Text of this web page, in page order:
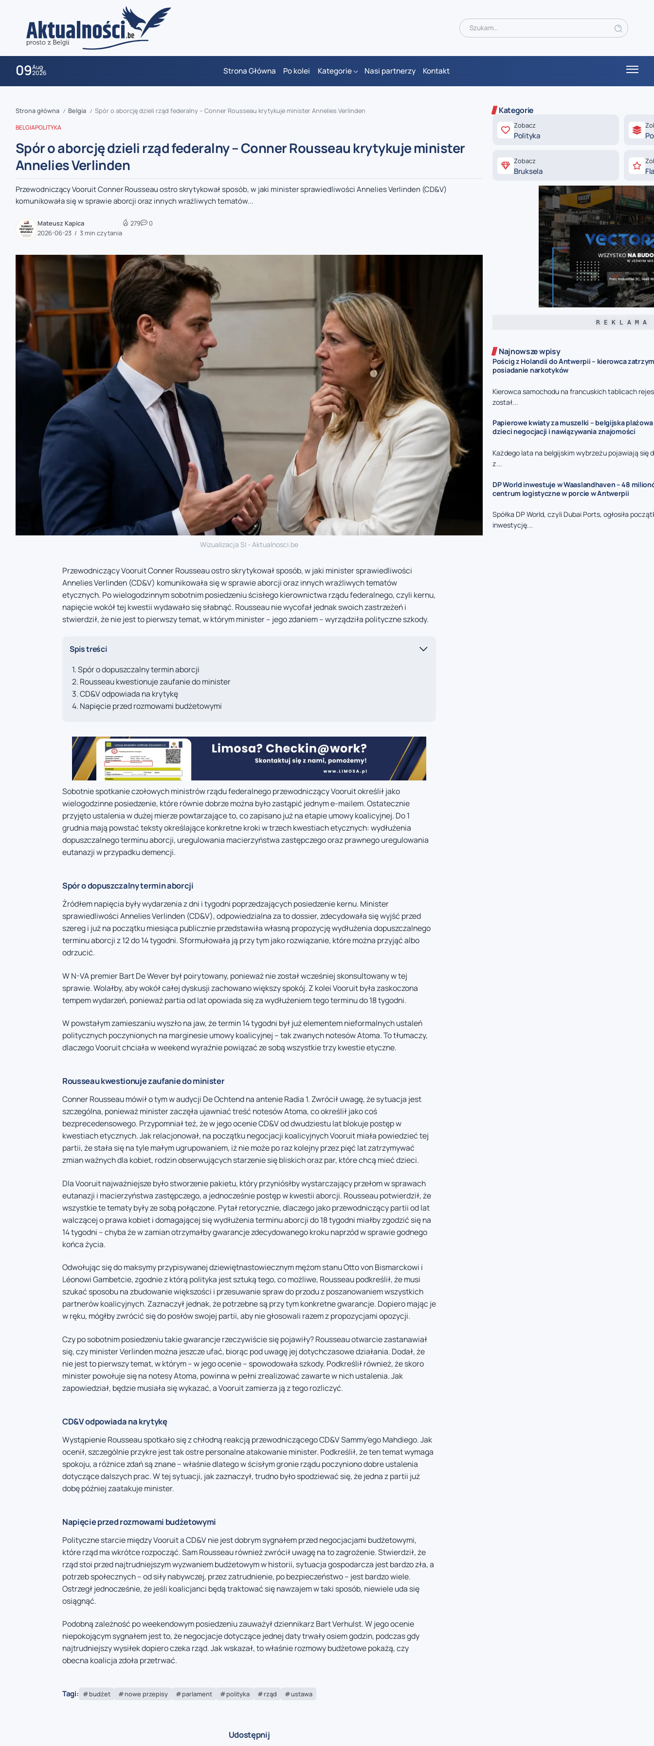
09Aug
2026 Strona Główna Po kolei Kategorie Nasi partnerzy Kontakt
zaobserwuj nas
zaobserwuj nas
zaobserwuj nas
zaobserwuj nas
Strona główna / Belgia / Spór o aborcję dzieli rząd federalny – Conner Rousseau krytykuje minister Annelies Verlinden
BELGIAPOLITYKA
Spór o aborcję dzieli rząd federalny – Conner Rousseau krytykuje minister
Annelies Verlinden
Przewodniczący Vooruit Conner Rousseau ostro skrytykował sposób, w jaki minister sprawiedliwości Annelies Verlinden (CD&V)
komunikowała się w sprawie aborcji oraz innych wrażliwych tematów...
Mateusz Kapica
2026-06-23
3 min czytania
279 0
Wizualizacja SI - Aktualnosci.be
Przewodniczący Vooruit Conner Rousseau ostro skrytykował sposób, w jaki minister sprawiedliwości
Annelies Verlinden (CD&V) komunikowała się w sprawie aborcji oraz innych wrażliwych tematów
etycznych. Po wielogodzinnym sobotnim posiedzeniu ścisłego kierownictwa rządu federalnego, czyli kernu,
napięcie wokół tej kwestii wydawało się słabnąć. Rousseau nie wycofał jednak swoich zastrzeżeń i
stwierdził, że nie jest to pierwszy temat, w którym minister – jego zdaniem – wyrządziła polityczne szkody.
Spis treści
Spór o dopuszczalny termin aborcji
Rousseau kwestionuje zaufanie do minister
CD&V odpowiada na krytykę
Napięcie przed rozmowami budżetowymi
Sobotnie spotkanie czołowych ministrów rządu federalnego przewodniczący Vooruit określił jako
wielogodzinne posiedzenie, które równie dobrze można było zastąpić jednym e-mailem. Ostatecznie
przyjęto ustalenia w dużej mierze powtarzające to, co zapisano już na etapie umowy koalicyjnej. Do 1
grudnia mają powstać teksty określające konkretne kroki w trzech kwestiach etycznych: wydłużenia
dopuszczalnego terminu aborcji, uregulowania macierzyństwa zastępczego oraz prawnego uregulowania
eutanazji w przypadku demencji.
Spór o dopuszczalny termin aborcji
Źródłem napięcia były wydarzenia z dni i tygodni poprzedzających posiedzenie kernu. Minister
sprawiedliwości Annelies Verlinden (CD&V), odpowiedzialna za to dossier, zdecydowała się wyjść przed
szereg i już na początku miesiąca publicznie przedstawiła własną propozycję wydłużenia dopuszczalnego
terminu aborcji z 12 do 14 tygodni. Sformułowała ją przy tym jako rozwiązanie, które można przyjąć albo
odrzucić.
W N-VA premier Bart De Wever był poirytowany, ponieważ nie został wcześniej skonsultowany w tej
sprawie. Wolałby, aby wokół całej dyskusji zachowano większy spokój. Z kolei Vooruit była zaskoczona
tempem wydarzeń, ponieważ partia od lat opowiada się za wydłużeniem tego terminu do 18 tygodni.
W powstałym zamieszaniu wyszło na jaw, że termin 14 tygodni był już elementem nieformalnych ustaleń
politycznych poczynionych na marginesie umowy koalicyjnej – tak zwanych notesów Atoma. To tłumaczy,
dlaczego Vooruit chciała w weekend wyraźnie powiązać ze sobą wszystkie trzy kwestie etyczne.
Rousseau kwestionuje zaufanie do minister
Conner Rousseau mówił o tym w audycji De Ochtend na antenie Radia 1. Zwrócił uwagę, że sytuacja jest
szczególna, ponieważ minister zaczęła ujawniać treść notesów Atoma, co określił jako coś
bezprecedensowego. Przypomniał też, że w jego ocenie CD&V od dwudziestu lat blokuje postęp w
kwestiach etycznych. Jak relacjonował, na początku negocjacji koalicyjnych Vooruit miała powiedzieć tej
partii, że stała się na tyle małym ugrupowaniem, iż nie może po raz kolejny przez pięć lat zatrzymywać
zmian ważnych dla kobiet, rodzin obserwujących starzenie się bliskich oraz par, które chcą mieć dzieci.
Dla Vooruit najważniejsze było stworzenie pakietu, który przyniósłby wystarczający przełom w sprawach
eutanazji i macierzyństwa zastępczego, a jednocześnie postęp w kwestii aborcji. Rousseau potwierdził, że
wszystkie te tematy były ze sobą połączone. Pytał retorycznie, dlaczego jako przewodniczący partii od lat
walczącej o prawa kobiet i domagającej się wydłużenia terminu aborcji do 18 tygodni miałby zgodzić się na
14 tygodni – chyba że w zamian otrzymałby gwarancje zdecydowanego kroku naprzód w sprawie godnego
końca życia.
Odwołując się do maksymy przypisywanej dziewiętnastowiecznym mężom stanu Otto von Bismarckowi i
Léonowi Gambetcie, zgodnie z którą polityka jest sztuką tego, co możliwe, Rousseau podkreślił, że musi
szukać sposobu na zbudowanie większości i przesuwanie spraw do przodu z poszanowaniem wszystkich
partnerów koalicyjnych. Zaznaczył jednak, że potrzebne są przy tym konkretne gwarancje. Dopiero mając je
w ręku, mógłby zwrócić się do posłów swojej partii, aby nie głosowali razem z propozycjami opozycji.
Czy po sobotnim posiedzeniu takie gwarancje rzeczywiście się pojawiły? Rousseau otwarcie zastanawiał
się, czy minister Verlinden można jeszcze ufać, biorąc pod uwagę jej dotychczasowe działania. Dodał, że
nie jest to pierwszy temat, w którym – w jego ocenie – spowodowała szkody. Podkreślił również, że skoro
minister powołuje się na notesy Atoma, powinna w pełni zrealizować zawarte w nich ustalenia. Jak
zapowiedział, będzie musiała się wykazać, a Vooruit zamierza ją z tego rozliczyć.
CD&V odpowiada na krytykę
Wystąpienie Rousseau spotkało się z chłodną reakcją przewodniczącego CD&V Sammy’ego Mahdiego. Jak
ocenił, szczególnie przykre jest tak ostre personalne atakowanie minister. Podkreślił, że ten temat wymaga
spokoju, a różnice zdań są znane – właśnie dlatego w ścisłym gronie rządu poczyniono dobre ustalenia
dotyczące dalszych prac. W tej sytuacji, jak zaznaczył, trudno było spodziewać się, że jedna z partii już
dobę później zaatakuje minister.
Napięcie przed rozmowami budżetowymi
Polityczne starcie między Vooruit a CD&V nie jest dobrym sygnałem przed negocjacjami budżetowymi,
które rząd ma wkrótce rozpocząć. Sam Rousseau również zwrócił uwagę na to zagrożenie. Stwierdził, że
rząd stoi przed najtrudniejszym wyzwaniem budżetowym w historii, sytuacja gospodarcza jest bardzo zła, a
potrzeb społecznych – od siły nabywczej, przez zatrudnienie, po bezpieczeństwo – jest bardzo wiele.
Ostrzegł jednocześnie, że jeśli koalicjanci będą traktować się nawzajem w taki sposób, niewiele uda się
osiągnąć.
Podobną zależność po weekendowym posiedzeniu zauważył dziennikarz Bart Verhulst. W jego ocenie
niepokojącym sygnałem jest to, że negocjacje dotyczące jednej daty trwały osiem godzin, podczas gdy
najtrudniejszy wysiłek dopiero czeka rząd. Jak wskazał, to właśnie rozmowy budżetowe pokażą, czy
obecna koalicja zdoła przetrwać.
Tagi: budżet nowe przepisy parlament polityka rząd ustawa
Udostępnij
Kategorie
Zobacz
Polityka
Zobacz
Bruksela
R E K L A M A
Najnowsze wpisy
Pościg z Holandii do Antwerpii – kierowca
posiadanie narkotyków
Kierowca samochodu na francuskich tablicach
został...
Papierowe kwiaty za muszelki – belgijska
dzieci negocjacji i nawiązywania znajomości
Każdego lata na belgijskim wybrzeżu pojawiają się
z...
DP World inwestuje w Waaslandhaven – 48
centrum logistyczne w porcie w Antwerpii
Spółka DP World, czyli Dubai Ports, ogłosiła
inwestycję...